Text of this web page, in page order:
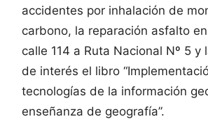
accidentes por inhalación de
carbono, la reparación asfalto
calle 114 a Ruta Nacional Nº 5 y
de interés el libro
tecnologías de la información
enseñanza de geografía”.